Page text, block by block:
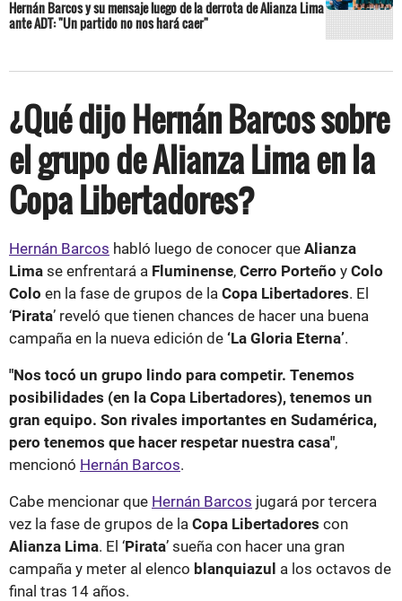
Hernán Barcos y su mensaje luego de la derrota de Alianza Lima
ante ADT: "Un partido no nos hará caer"
¿Qué dijo Hernán Barcos sobre
el grupo de Alianza Lima en la
Copa Libertadores?
Hernán Barcos habló luego de conocer que Alianza
Lima se enfrentará a Fluminense, Cerro Porteño y Colo
Colo en la fase de grupos de la Copa Libertadores. El
‘Pirata’ reveló que tienen chances de hacer una buena
campaña en la nueva edición de ‘La Gloria Eterna’.
"Nos tocó un grupo lindo para competir. Tenemos
posibilidades (en la Copa Libertadores), tenemos un
gran equipo. Son rivales importantes en Sudamérica,
pero tenemos que hacer respetar nuestra casa",
mencionó Hernán Barcos.
Cabe mencionar que Hernán Barcos jugará por tercera
vez la fase de grupos de la Copa Libertadores con
Alianza Lima. El ‘Pirata’ sueña con hacer una gran
campaña y meter al elenco blanquiazul a los octavos de
final tras 14 años.